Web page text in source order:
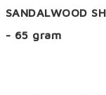
SANDALWOOD
- 65 gram